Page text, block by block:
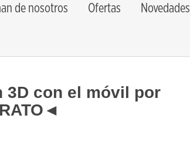
de nosotros Ofertas Novedades
3D con el móvil por